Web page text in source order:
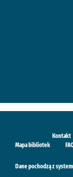
Kontakt
Mapa bibliotek
Dane pochodzą z